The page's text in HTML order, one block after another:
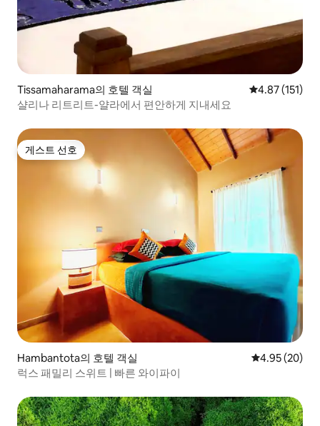
Tissamaharama의 호텔 객실 평점 4.87점(5
4.87 (151)
샬리나 리트리트-얄라에서 편안하게 지내세요
게스트 선호
게스트 선호
Hambantota의 호텔 객실 평점 4.95점(5
4.95 (20)
럭스 패밀리 스위트 | 빠른 와이파이